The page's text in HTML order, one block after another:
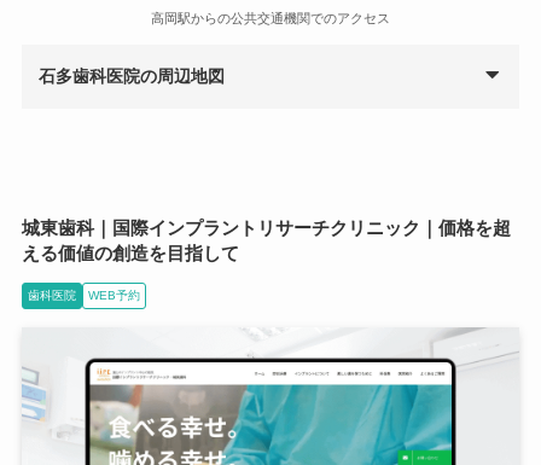
高岡駅からの公共交通機関でのアクセス
石多歯科医院の周辺地図
城東歯科｜国際インプラントリサーチクリニック｜価格を超
える価値の創造を目指して
歯科医院 WEB予約